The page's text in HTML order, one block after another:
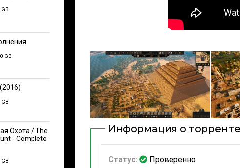
GB
GB
GB
Охота / The
- Complete
GB
Информация о торренте
Статус: Проверенно